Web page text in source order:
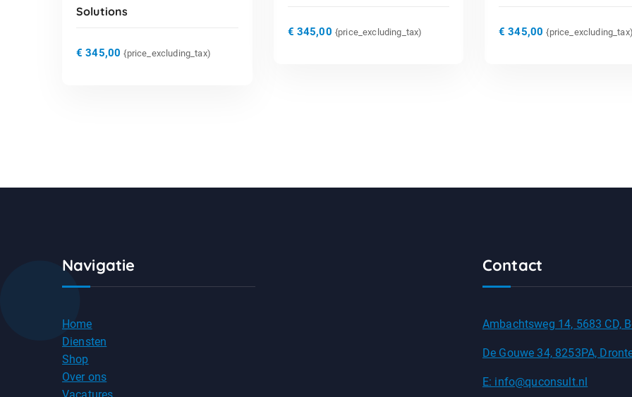
Solutions
€ 345,00 {price_excluding_tax)
€ 345,00 {price_excluding_tax) € 345,00
Navigatie
Home
Diensten
Shop
Over ons
Vacatures
Contact
Ambachtsweg 14, 5683 CD,
De Gouwe 34, 8253PA,
E: info@quconsult.nl